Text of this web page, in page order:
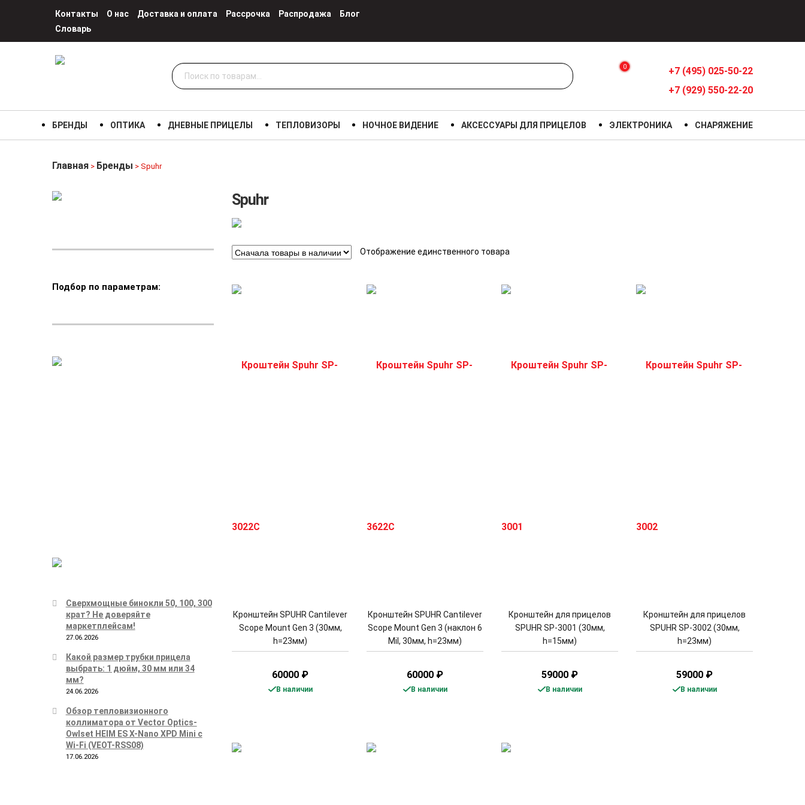
Контакты О нас Доставка и оплата Рассрочка Распродажа
Блог
Словарь
Искать: 0
+7 (495) 025-50-22
+7 (929) 550-22-20
БРЕНДЫ ОПТИКА ДНЕВНЫЕ ПРИЦЕЛЫ ТЕПЛОВИЗОРЫ НОЧНОЕ ВИДЕНИЕ АКСЕССУАРЫ ДЛЯ ПРИЦЕЛОВ ЭЛЕКТРОНИКА СНАРЯЖЕНИЕ
Главная > Бренды > Spuhr
Подбор по параметрам:
Сверхмощные бинокли 50, 100, 300
крат? Не доверяйте
маркетплейсам!
27.06.2026
Какой размер трубки прицела
выбрать: 1 дюйм, 30 мм или 34
мм?
24.06.2026
Обзор тепловизионного
коллиматора от Vector Optics-
Owlset HEIM ES X-Nano XPD Mini с
Wi-Fi (VEOT-RSS08)
17.06.2026
Spuhr
Отображение единственного товара
Кронштейн SPUHR Cantilever
Scope Mount Gen 3 (30мм,
h=23мм)
60000 ₽
В наличии
Кронштейн SPUHR Cantilever
Scope Mount Gen 3 (наклон 6
Mil, 30мм, h=23мм)
60000 ₽
В наличии
Кронштейн для прицелов
SPUHR SP-3001 (30мм,
h=15мм)
59000 ₽
В наличии
Кронштейн для прицелов
SPUHR SP-3002 (30мм,
h=23мм)
59000 ₽
В наличии